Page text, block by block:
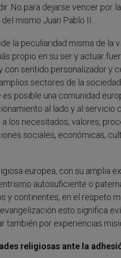
No para dejarse vencer por
mismo Juan Pablo II.
la peculiaridad misma de la
propio en su ser y actuar
sentido personalizador y
sectores de la
posible una comunidad
al lado y al servicio
los necesitados; valores,
sociales, económicas,
europea, con su amplia
autosuficiente o
y continentes, en el respeto
esto significa
también por experiencias
religiosas ante la